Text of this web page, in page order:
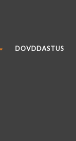
DOVDDASTUS